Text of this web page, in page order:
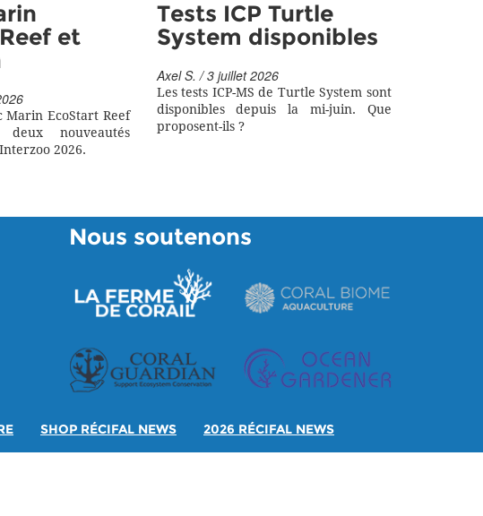
et
Marin EcoStart Reef
nouveautés
2026.
Tests ICP Turtle
System disponibles
Axel S. / 3 juillet 2026
Les tests ICP-MS de Turtle System sont
disponibles depuis la mi-juin. Que
proposent-ils ?
Nous soutenons
SHOP RÉCIFAL NEWS 2026 RÉCIFAL NEWS